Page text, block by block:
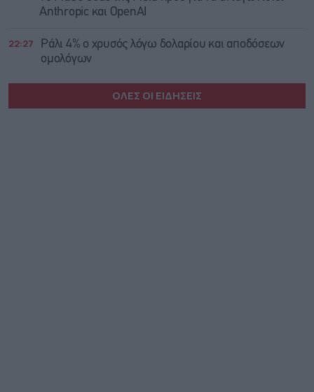
Anthropic και OpenAI
22:27
Ράλι 4% ο χρυσός λόγω δολαρίου και αποδόσεων
ομολόγων
ΟΛΕΣ ΟΙ ΕΙΔΗΣΕΙΣ